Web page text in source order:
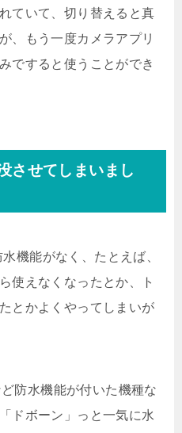
ていて、切り替えると真
、もう一度カメラアプリ
ですると使うことができ
させてしまいまし
機能がなく、たとえば、
使えなくなったとか、ト
とかよくやってしまいが
防水機能が付いた機種な
ドボーン」っと一気に水